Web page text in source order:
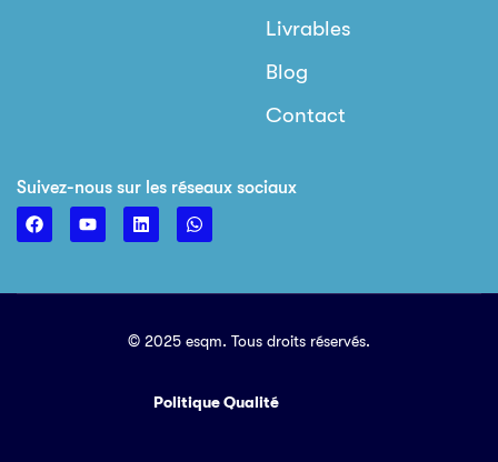
Livrables
Blog
Contact
Suivez-nous sur les réseaux sociaux
© 2025 esqm. Tous droits réservés.
Politique Qualité